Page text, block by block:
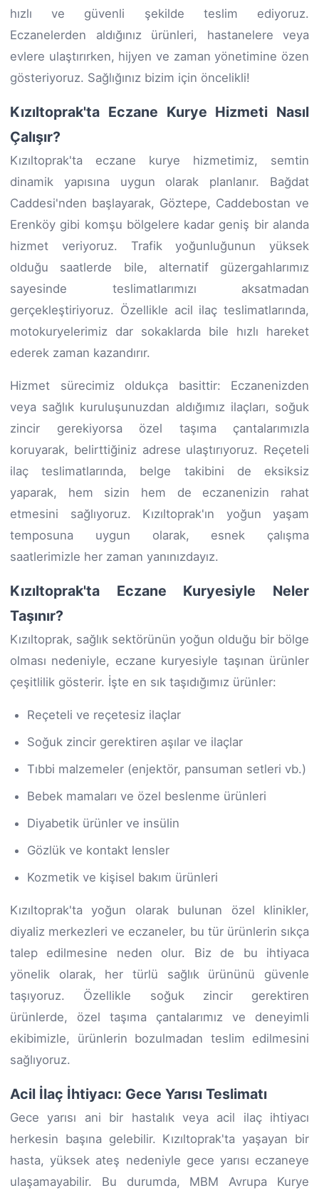
hızlı ve güvenli şekilde teslim ediyoruz.
Eczanelerden aldığınız ürünleri, hastanelere veya
evlere ulaştırırken, hijyen ve zaman yönetimine özen
gösteriyoruz. Sağlığınız bizim için öncelikli!
Kızıltoprak'ta Eczane Kurye Hizmeti Nasıl
Çalışır?
Kızıltoprak'ta eczane kurye hizmetimiz, semtin
dinamik yapısına uygun olarak planlanır. Bağdat
Caddesi'nden başlayarak, Göztepe, Caddebostan ve
Erenköy gibi komşu bölgelere kadar geniş bir alanda
hizmet veriyoruz. Trafik yoğunluğunun yüksek
olduğu saatlerde bile, alternatif güzergahlarımız
sayesinde teslimatlarımızı aksatmadan
gerçekleştiriyoruz. Özellikle acil ilaç teslimatlarında,
motokuryelerimiz dar sokaklarda bile hızlı hareket
ederek zaman kazandırır.
Hizmet sürecimiz oldukça basittir: Eczanenizden
veya sağlık kuruluşunuzdan aldığımız ilaçları, soğuk
zincir gerekiyorsa özel taşıma çantalarımızla
koruyarak, belirttiğiniz adrese ulaştırıyoruz. Reçeteli
ilaç teslimatlarında, belge takibini de eksiksiz
yaparak, hem sizin hem de eczanenizin rahat
etmesini sağlıyoruz. Kızıltoprak'ın yoğun yaşam
temposuna uygun olarak, esnek çalışma
saatlerimizle her zaman yanınızdayız.
Kızıltoprak'ta Eczane Kuryesiyle Neler
Taşınır?
Kızıltoprak, sağlık sektörünün yoğun olduğu bir bölge
olması nedeniyle, eczane kuryesiyle taşınan ürünler
çeşitlilik gösterir. İşte en sık taşıdığımız ürünler:
Reçeteli ve reçetesiz ilaçlar
Soğuk zincir gerektiren aşılar ve ilaçlar
Tıbbi malzemeler (enjektör, pansuman setleri vb.)
Bebek mamaları ve özel beslenme ürünleri
Diyabetik ürünler ve insülin
Gözlük ve kontakt lensler
Kozmetik ve kişisel bakım ürünleri
Kızıltoprak'ta yoğun olarak bulunan özel klinikler,
diyaliz merkezleri ve eczaneler, bu tür ürünlerin sıkça
talep edilmesine neden olur. Biz de bu ihtiyaca
yönelik olarak, her türlü sağlık ürününü güvenle
taşıyoruz. Özellikle soğuk zincir gerektiren
ürünlerde, özel taşıma çantalarımız ve deneyimli
ekibimizle, ürünlerin bozulmadan teslim edilmesini
sağlıyoruz.
Acil İlaç İhtiyacı: Gece Yarısı Teslimatı
Gece yarısı ani bir hastalık veya acil ilaç ihtiyacı
herkesin başına gelebilir. Kızıltoprak'ta yaşayan bir
hasta, yüksek ateş nedeniyle gece yarısı eczaneye
ulaşamayabilir. Bu durumda, MBM Avrupa Kurye